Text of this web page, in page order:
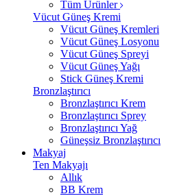
Tüm Ürünler
Vücut Güneş Kremi
Vücut Güneş Kremleri
Vücut Güneş Losyonu
Vücut Güneş Spreyi
Vücut Güneş Yağı
Stick Güneş Kremi
Bronzlaştırıcı
Bronzlaştırıcı Krem
Bronzlaştırıcı Sprey
Bronzlaştırıcı Yağ
Güneşsiz Bronzlaştırıcı
Makyaj
Ten Makyajı
Allık
BB Krem